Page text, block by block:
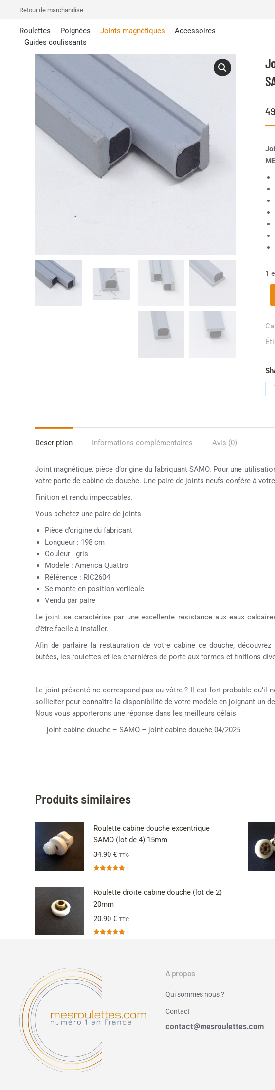
Retour de marchandise
Roulettes Poignées Joints magnétiques
Accessoires
Guides coulissants
1
Description Informations complémentaires Avis (0)
Joint magnétique, pièce d’origine du fabriquant SAMO. Pour une
votre porte de cabine de douche. Une paire de joints neufs confère à
Finition et rendu impeccables.
Vous achetez une paire de joints
Pièce d’origine du fabricant
Longueur : 198 cm
Couleur : gris
Modèle : America Quattro
Référence : RIC2604
Se monte en position verticale
Vendu par paire
Le joint se caractérise par une excellente résistance aux eaux
d’être facile à installer.
Afin de parfaire la restauration de votre cabine de douche,
butées, les roulettes et les charnières de porte aux formes et finitions
Le joint présenté ne correspond pas au vôtre ? Il est fort probable qu’il
solliciter pour connaître la disponibilité de votre modèle en joignant un
Nous vous apporterons une réponse dans les meilleurs délais
joint cabine douche – SAMO – joint cabine douche 04/2025
Produits similaires
Roulette cabine douche excentrique
SAMO (lot de 4) 15mm
34.90 € TTC
Roulette droite cabine douche (lot de 2)
20mm
20.90 € TTC
A propos
Qui sommes nous ?
Contact
contact@mesroulettes.com